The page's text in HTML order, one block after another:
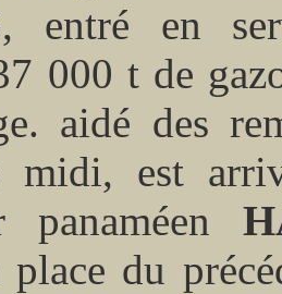
, entré en
000 t de
aidé des
midi, est
panaméen
place du